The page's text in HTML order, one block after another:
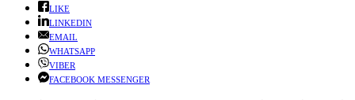
LIKE
LINKEDIN
EMAIL
WHATSAPP
VIBER
FACEBOOK MESSENGER